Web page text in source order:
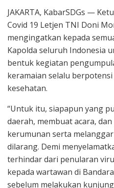
JAKARTA, KabarSDGs —
Covid 19 Letjen TNI Doni
mengingatkan kepada
Kapolda seluruh Indonesia
bentuk kegiatan
keramaian selalu
kesehatan.
“Untuk itu, siapapun yang
daerah, membuat acara,
kerumunan serta
dilarang. Demi
terhindar dari penularan
kepada wartawan di
sebelum melakukan